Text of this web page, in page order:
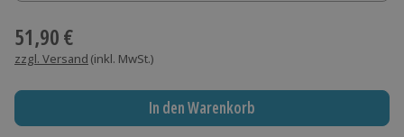
51,90 €
zzgl. Versand (inkl. MwSt.)
In den Warenkorb